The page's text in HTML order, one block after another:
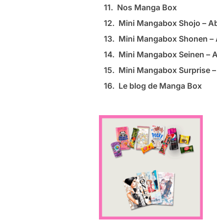
Nos Manga Box
Mini Mangabox Shojo –
Mini Mangabox Shonen
Mini Mangabox Seinen –
Mini Mangabox Surprise
Le blog de Manga Box